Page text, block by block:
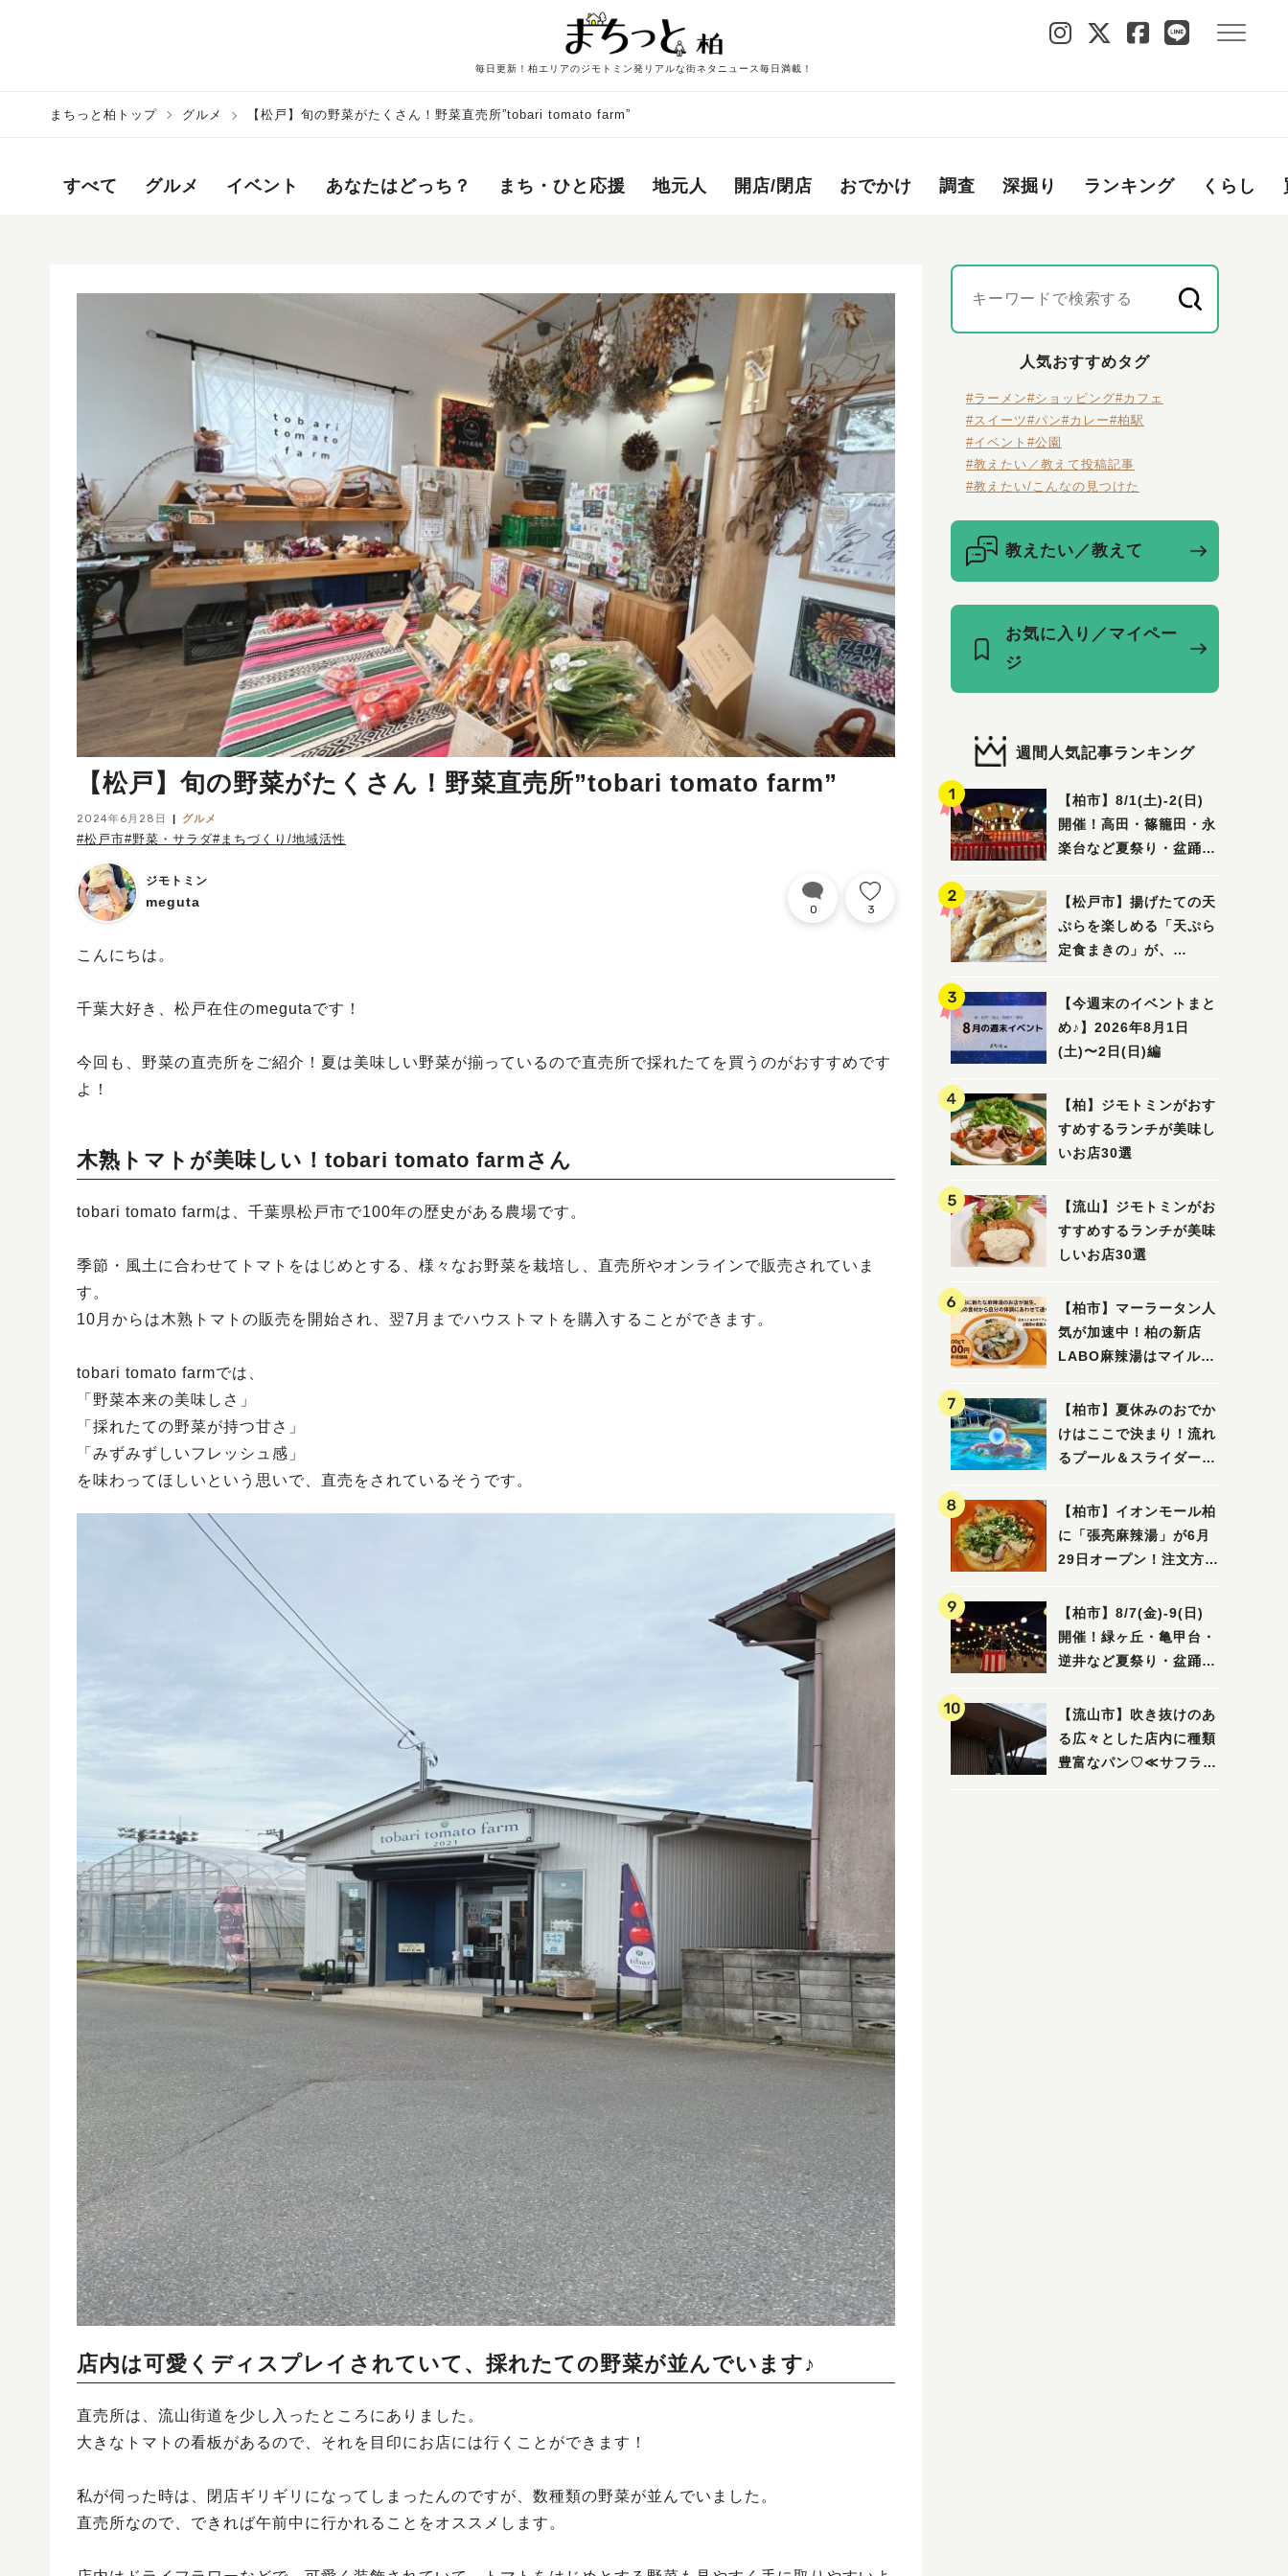
毎日更新！柏エリアのジモトミン発リアルな街ネタニュース毎日満載！
まちっと柏トップ グルメ 【松戸】旬の野菜がたくさん！野菜直売所”tobari tomato farm”
すべて グルメ イベント あなたはどっち？ まち・ひと応援 地元人 開店/閉店 おでかけ 調査 深掘り ランキング くらし
【松戸】旬の野菜がたくさん！野菜直売所”tobari tomato farm”
2024年6月28日 グルメ
#松戸市#野菜・サラダ#まちづくり/地域活性
ジモトミン
meguta 0 3
こんにちは。
千葉大好き、松戸在住のmegutaです！
今回も、野菜の直売所をご紹介！夏は美味しい野菜が揃っているので直売所で採れたてを買うのがおすすめです
よ！
木熟トマトが美味しい！tobari tomato farmさん
tobari tomato farmは、千葉県松戸市で100年の歴史がある農場です。
季節・風土に合わせてトマトをはじめとする、様々なお野菜を栽培し、直売所やオンラインで販売されていま
す。
10月からは木熟トマトの販売を開始され、翌7月までハウストマトを購入することができます。
tobari tomato farmでは、
「野菜本来の美味しさ」
「採れたての野菜が持つ甘さ」
「みずみずしいフレッシュ感」
を味わってほしいという思いで、直売をされているそうです。
店内は可愛くディスプレイされていて、採れたての野菜が並んでいます♪
直売所は、流山街道を少し入ったところにありました。
大きなトマトの看板があるので、それを目印にお店には行くことができます！
私が伺った時は、閉店ギリギリになってしまったんのですが、数種類の野菜が並んでいました。
直売所なので、できれば午前中に行かれることをオススメします。
人気おすすめタグ
#ラーメン#ショッピング#カフェ
#スイーツ#パン#カレー#柏駅
#イベント #公園
#教えたい／教えて投稿記事
#教えたい/こんなの見つけた
教えたい／教えて
お気に入り／マイペー
ジ
週間人気記事ランキング
【柏市】8/1(土)‐2(日)
開催！高田・篠籠田・永
楽台など夏祭り・盆踊り
【松戸市】揚げたての天
ぷらを楽しめる「天ぷら
定食まきの」が、
【今週末のイベントまと
め♪】2026年8月1日
(土)〜2日(日)編
【柏】ジモトミンがおす
すめするランチが美味し
いお店30選
【流山】ジモトミンがお
すすめするランチが美味
しいお店30選
【柏市】マーラータン人
気が加速中！柏の新店
LABO麻辣湯はマイルド
【柏市】夏休みのおでか
けはここで決まり！流れ
るプール＆スライダーに
ル」を親子で満喫してき
ました！
【柏市】イオンモール柏
に「張亮麻辣湯」が6月
29日オープン！注文方法
ビュー
【柏市】8/7(金)‐9(日)
開催！緑ヶ丘・亀甲台・
逆井など夏祭り・盆踊り
【流山市】吹き抜けのあ
る広々とした店内に種類
豊富なパン♡≪サフラン